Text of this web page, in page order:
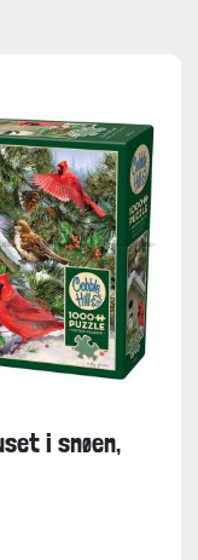
i snøen,